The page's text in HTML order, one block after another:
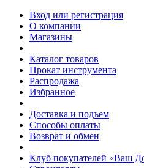
Вход или регистрация
О компании
Магазины
Каталог товаров
Прокат инструмента
Распродажа
Избранное
Доставка и подъем
Способы оплаты
Возврат и обмен
Клуб покупателей «Ваш